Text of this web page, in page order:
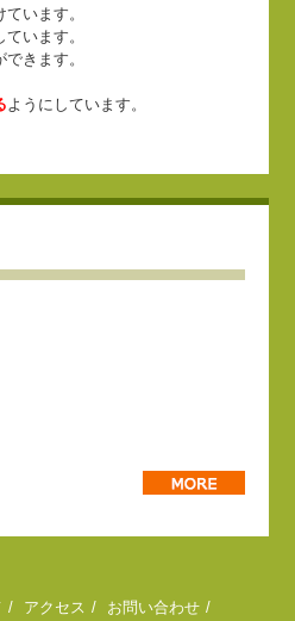
います。
います。
きます。
ようにしています。
アクセス お問い合わせ